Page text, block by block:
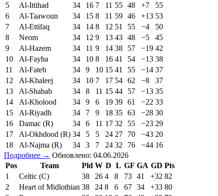
5
Al-Ittihad 34 16 7 11 55 48 +7
55
6
Al-Taawoun 34 15 8 11 59 46 +13 53
7
Al-Ettifaq 34 14 8 12 51 55 −4
50
8
Neom 34 12 9 13 43 48 −5
45
9
Al-Hazem 34 11 9 14 38 57 −19 42
10
Al-Fayha 34 10 8 16 41 54 −13 38
11
Al-Fateh 34 9 10 15 41 55 −14 37
12
Al-Khaleej 34 10 7 17 54 62 −8
37
13
Al-Shabab 34 8 11 15 44 57 −13 35
14
Al-Kholood 34 9 6 19 39 61 −22 33
15
Al-Riyadh 34 7 9 18 35 63 −28 30
16
Damac (R) 34 6 11 17 32 55 −23 29
17
Al-Okhdood (R) 34 5 5 24 27 70 −43 20
18
Al-Najma (R) 34 3 7 24 32 76 −44 16
Подробнее → Обновлено: 04.06.2026
Pos
Team Pld W D L GF GA GD Pts
1
Celtic (C) 38 26 4 8 73 41 +32 82
2
Heart of Midlothian 38 24 8 6 67 34 +33 80